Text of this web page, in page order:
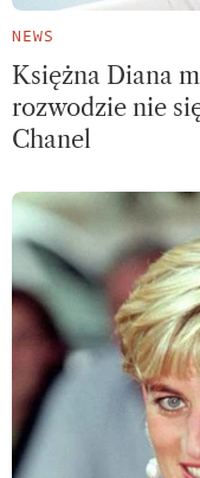
NEWS
Księżna Diana
rozwodzie nie
Chanel